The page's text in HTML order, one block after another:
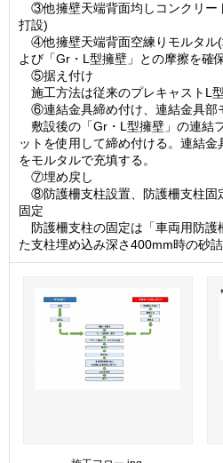
③他擁壁天端背面均しコンクリー
打設)
④他擁壁天端背面空練りモルタル(
よび「Gr・L型擁壁」との摩擦を確
⑤据え付け
施工方法は従来のプレキャストL型
⑥連結金具締め付け、連結金具部
敷設後の「Gr・L型擁壁」の連結
ットを使用して締め付ける。連結
をモルタルで充填する。
⑦埋め戻し
⑧防護柵支柱設置、防護柵支柱固
固定
防護柵支柱の固定は「車両用防護
た支柱埋め込み深さ400mm時の砂